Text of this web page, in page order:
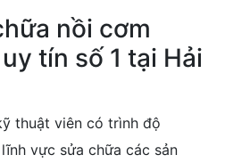
nồi cơm
tín số 1 tại Hải
thuật viên có trình độ
vực sửa chữa các sản